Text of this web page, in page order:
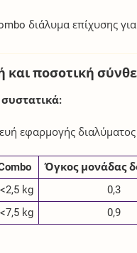
διάλυμα επίχυσης
και ποσοτική
εφαρμογής
Όγκος μονάδας
kg
0,3
kg
0,9